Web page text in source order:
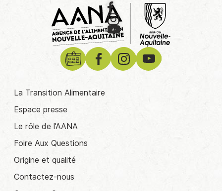
La Transition Alimentaire
Espace presse
Le rôle de l’AANA
Foire Aux Questions
Origine et qualité
Contactez-nous